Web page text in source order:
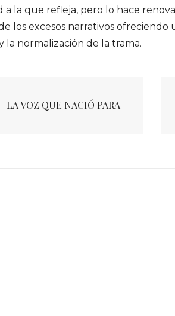
a la que refleja, pero lo hace
los excesos narrativos
la normalización de la trama.
LA VOZ QUE NACIÓ PARA